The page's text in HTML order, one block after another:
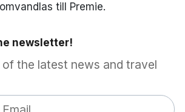
till Premie.
newsletter!
the latest news and travel